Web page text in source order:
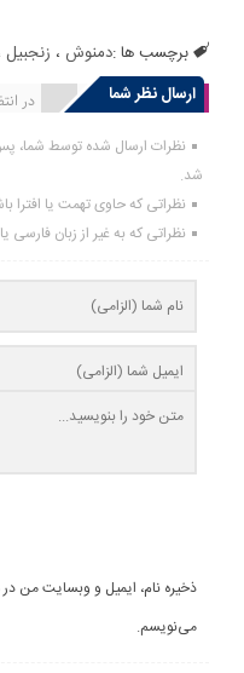
برچسب ها :دمنوش ، زنجبیل
ارسال نظر شما
در انتشار یافته : 0
نظرات ارسال شده توسط شما،
شد.
نظراتی که حاوی تهمت یا افترا
نظراتی که به غیر از زبان
ذخیره نام، ایمیل و وبسایت من در
می‌نویسم.